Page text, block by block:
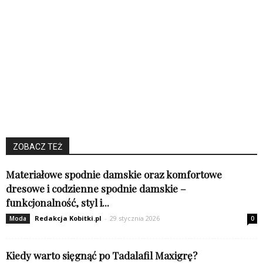
ZOBACZ TEŻ
Materiałowe spodnie damskie oraz komfortowe
dresowe i codzienne spodnie damskie –
funkcjonalność, styl i...
Moda Redakcja Kobitki.pl - 29 stycznia 2026 0
Kiedy warto sięgnąć po Tadalafil Maxigrę?